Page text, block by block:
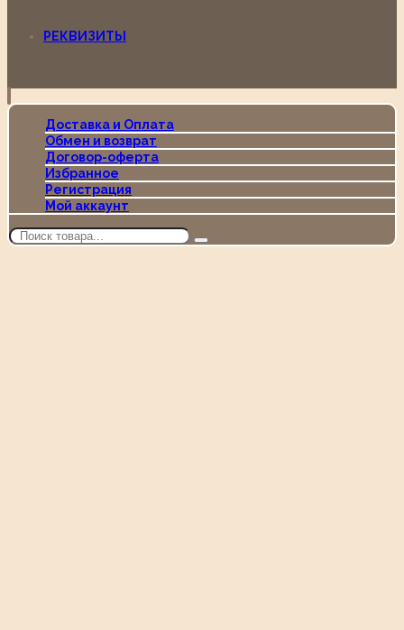
РЕКВИЗИТЫ
Доставка и Оплата
Обмен и возврат
Договор-оферта
Избранное
Регистрация
Мой аккаунт